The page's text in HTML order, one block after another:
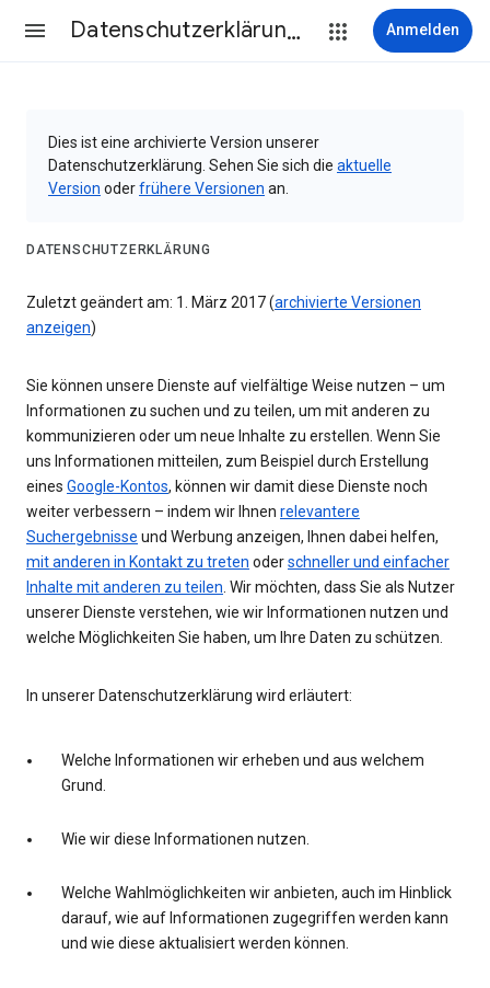
Datenschutzerklärung & Nutzungsbedingungen Anmelden
Dies ist eine archivierte Version unserer
Datenschutzerklärung. Sehen Sie sich die aktuelle
Version oderfrühere Versionen an.
DATENSCHUTZERKLÄRUNG
Zuletzt geändert am: 1. März 2017 (archivierte Versionen
anzeigen)
Sie können unsere Dienste auf vielfältige Weise nutzen – um
Informationen zu suchen und zu teilen, um mit anderen zu
kommunizieren oder um neue Inhalte zu erstellen. Wenn Sie
uns Informationen mitteilen, zum Beispiel durch Erstellung
eines Google-Kontos, können wir damit diese Dienste noch
weiter verbessern – indem wir Ihnen relevantere
Suchergebnisse und Werbung anzeigen, Ihnen dabei helfen,
mit anderen in Kontakt zu treten oderschneller und einfacher
Inhalte mit anderen zu teilen. Wir möchten, dass Sie als Nutzer
unserer Dienste verstehen, wie wir Informationen nutzen und
welche Möglichkeiten Sie haben, um Ihre Daten zu schützen.
In unserer Datenschutzerklärung wird erläutert:
Welche Informationen wir erheben und aus welchem
Grund.
Wie wir diese Informationen nutzen.
Welche Wahlmöglichkeiten wir anbieten, auch im Hinblick
darauf, wie auf Informationen zugegriffen werden kann
und wie diese aktualisiert werden können.